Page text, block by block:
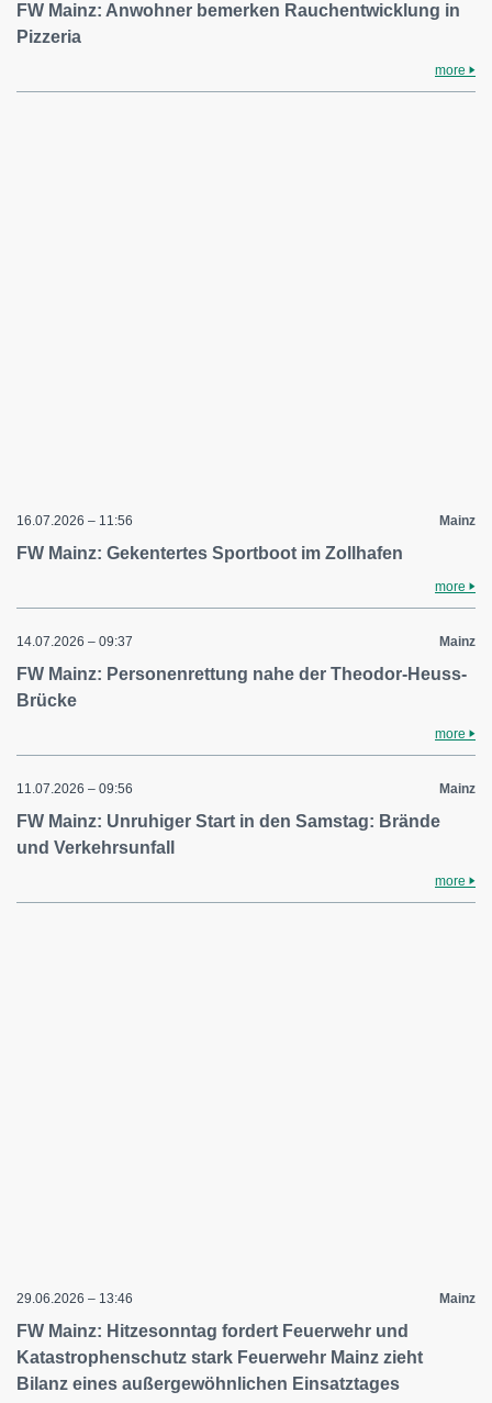
FW Mainz: Anwohner bemerken Rauchentwicklung in
Pizzeria
more
16.07.2026 – 11:56 Mainz
FW Mainz: Gekentertes Sportboot im Zollhafen
more
14.07.2026 – 09:37 Mainz
FW Mainz: Personenrettung nahe der Theodor-Heuss-
Brücke
more
11.07.2026 – 09:56 Mainz
FW Mainz: Unruhiger Start in den Samstag: Brände
und Verkehrsunfall
more
29.06.2026 – 13:46 Mainz
FW Mainz: Hitzesonntag fordert Feuerwehr und
Katastrophenschutz stark Feuerwehr Mainz zieht
Bilanz eines außergewöhnlichen Einsatztages